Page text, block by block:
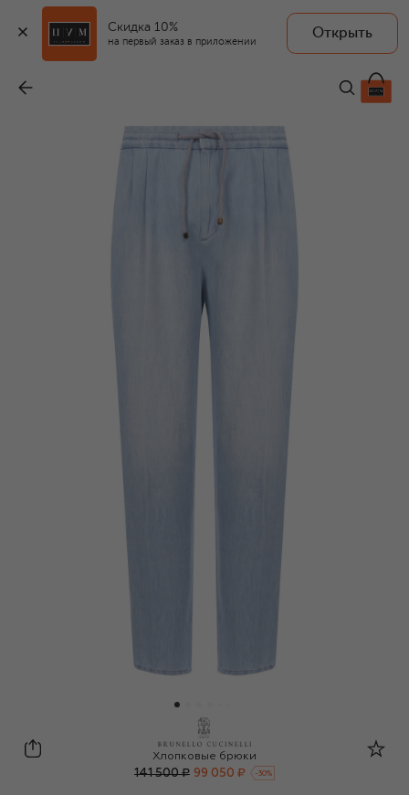
Скидка 10%
на первый заказ в приложении
Открыть
99 050 ₽
Brunello Cucinelli
Хлопковые брюки
141 500 ₽ 99 050 ₽ -30%